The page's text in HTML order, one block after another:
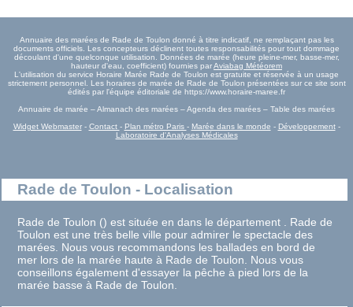
Annuaire des marées de Rade de Toulon donné à titre indicatif, ne remplaçant pas les
documents officiels. Les concepteurs déclinent toutes responsabilités pour tout dommage
découlant d'une quelconque utilisation. Données de marée (heure pleine-mer, basse-mer,
hauteur d'eau, coefficient) fournies parAviabag Météorem
L'utilisation du service Horaire Marée Rade de Toulon est gratuite et réservée à un usage
strictement personnel. Les horaires de marée de Rade de Toulon présentées sur ce site sont
édités par l'équipe éditoriale de https://www.horaire-maree.fr
Annuaire de marée – Almanach des marées – Agenda des marées – Table des marées
Widget Webmaster- Contact - Plan métro Paris - Marée dans le monde - Développement-
Laboratoire d'Analyses Médicales
Rade de Toulon - Localisation
Rade de Toulon () est située en dans le département . Rade de
Toulon est une très belle ville pour admirer le spectacle des
marées. Nous vous recommandons les ballades en bord de
mer lors de la marée haute à Rade de Toulon. Nous vous
conseillons également d'essayer la pêche à pied lors de la
marée basse à Rade de Toulon.